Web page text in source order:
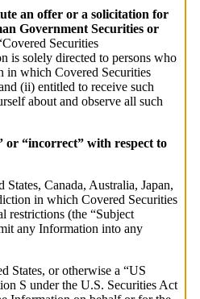
an offer or a solicitation for
Government Securities or
Securities
is solely directed to persons who
in which Covered Securities
(ii) entitled to receive such
about and observe all such
or “incorrect” with respect to
Canada, Australia, Japan,
in which Covered Securities
restrictions (the “Subject
any Information into any
States, or otherwise a “US
S under the U.S. Securities Act